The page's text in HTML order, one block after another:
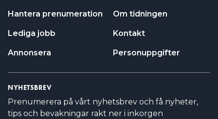
Hantera prenumeration
Lediga jobb
Annonsera
Om tidningen
Kontakt
Personuppgifter
NYHETSBREV
Prenumerera på vårt nyhetsbrev och få nyheter,
tips och bevakningar rakt ner i inkorgen